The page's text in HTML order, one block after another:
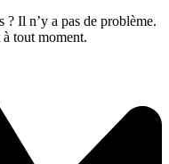
? Il n’y a pas de problème.
tout moment.